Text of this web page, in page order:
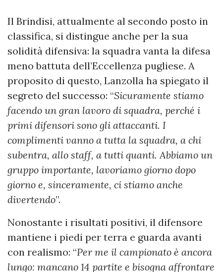
Il Brindisi, attualmente al secondo posto in
classifica, si distingue anche per la sua
solidità difensiva: la squadra vanta la difesa
meno battuta dell’Eccellenza pugliese. A
proposito di questo, Lanzolla ha spiegato il
segreto del successo: “Sicuramente stiamo
facendo un gran lavoro di squadra, perché i
primi difensori sono gli attaccanti. I
complimenti vanno a tutta la squadra, a chi
subentra, allo staff, a tutti quanti. Abbiamo un
gruppo importante, lavoriamo giorno dopo
giorno e, sinceramente, ci stiamo anche
divertendo”.
Nonostante i risultati positivi, il difensore
mantiene i piedi per terra e guarda avanti
con realismo: “Per me il campionato è ancora
lungo: mancano 14 partite e bisogna affrontare